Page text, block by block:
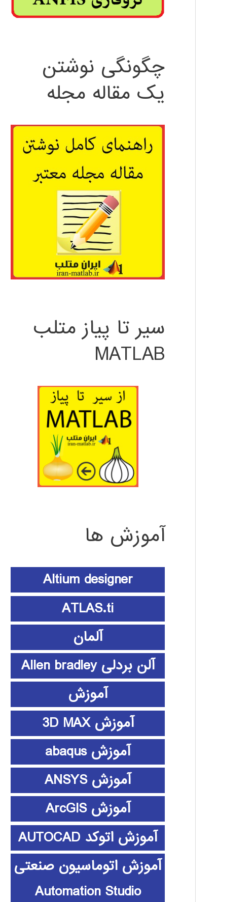
چگونگی نوشتن
یک مقاله مجله
سیر تا پیاز متلب
MATLAB
آموزش ها
Altium designer
ATLAS.ti
آلمان
آلن بردلی Allen bradley
آموزش
آموزش 3D MAX
آموزش abaqus
آموزش ANSYS
آموزش ArcGIS
آموزش اتوکد AUTOCAD
آموزش اتوماسیون صنعتی
Automation Studio